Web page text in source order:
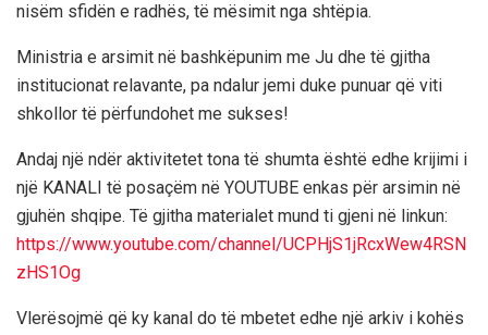
nisëm sfidën e radhës, të mësimit nga shtëpia.
Ministria e arsimit në bashkëpunim me Ju dhe të gjitha
institucionat relavante, pa ndalur jemi duke punuar që viti
shkollor të përfundohet me sukses!
Andaj një ndër aktivitetet tona të shumta është edhe krijimi i
një KANALI të posaçëm në YOUTUBE enkas për arsimin në
gjuhën shqipe. Të gjitha materialet mund ti gjeni në linkun:
https://www.youtube.com/channel/UCPHjS1jRcxWew4RSN
zHS1Og
Vlerësojmë që ky kanal do të mbetet edhe një arkiv i kohës